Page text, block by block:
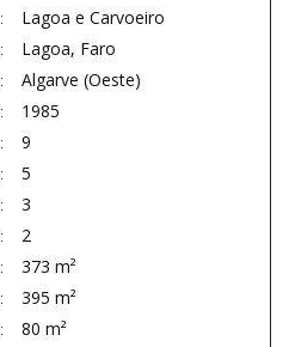
Lagoa e Carvoeiro
Lagoa, Faro
Algarve (Oeste)
1985
9
5
3
2
373 m²
395 m²
80 m²